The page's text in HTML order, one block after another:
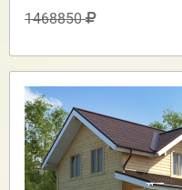
1468850